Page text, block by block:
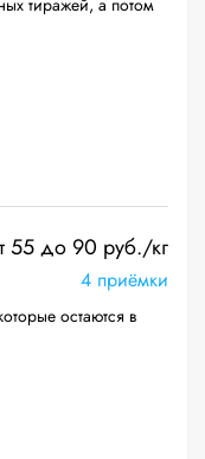
тиражей, а потом
55 до 90 руб./кг
4 приёмки
остаются в